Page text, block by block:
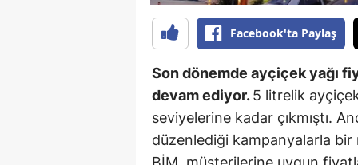
Facebook'ta Paylaş
Son dönemde ayçiçek yağı
devam ediyor.5 litrelik
seviyelerine kadar çıkmıştı.
düzenlediği kampanyalarla bir